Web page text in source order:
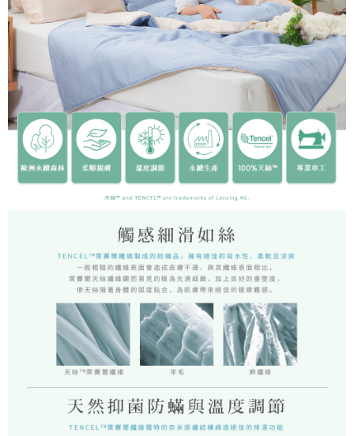
恩沛科技股份有限公司將有權停止該用戶之使用額度並採取法律行動。